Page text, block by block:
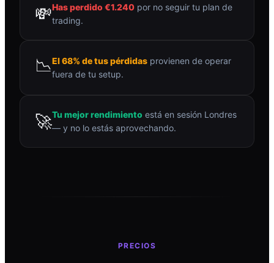
💸Has perdido €1.240 por no seguir tu plan de
trading.
📉El 68% de tus pérdidas provienen de operar
fuera de tu setup.
🚀Tu mejor rendimiento está en sesión Londres
— y no lo estás aprovechando.
PRECIOS